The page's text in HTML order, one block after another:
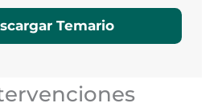
Temario